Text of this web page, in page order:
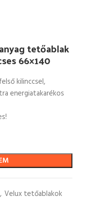
tetőablak
66×140
kilinccsel,
energiatakarékos
, Velux tetőablakok